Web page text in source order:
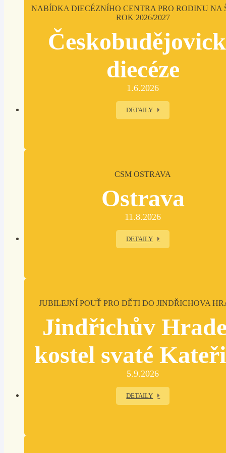
NABÍDKA DIECÉZNÍHO CENTRA PRO RODINU NA
ROK 2026/2027
diecéze
1.6.2026
DETAILY
CSM OSTRAVA
Ostrava
11.8.2026
DETAILY
JUBILEJNÍ POUŤ PRO DĚTI DO JINDŘICHOVA
Jindřichův
kostel svaté
5.9.2026
DETAILY